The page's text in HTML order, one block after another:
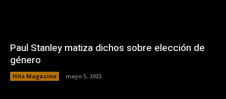
Paul Stanley matiza dichos sobre elección de
género
Hits Magazine mayo 5, 2023